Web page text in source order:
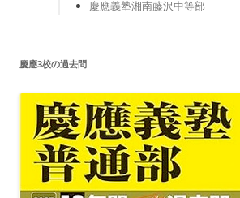
慶應義塾湘南藤沢中等部
慶應3校の過去問